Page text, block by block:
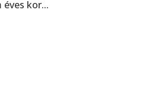
kor...